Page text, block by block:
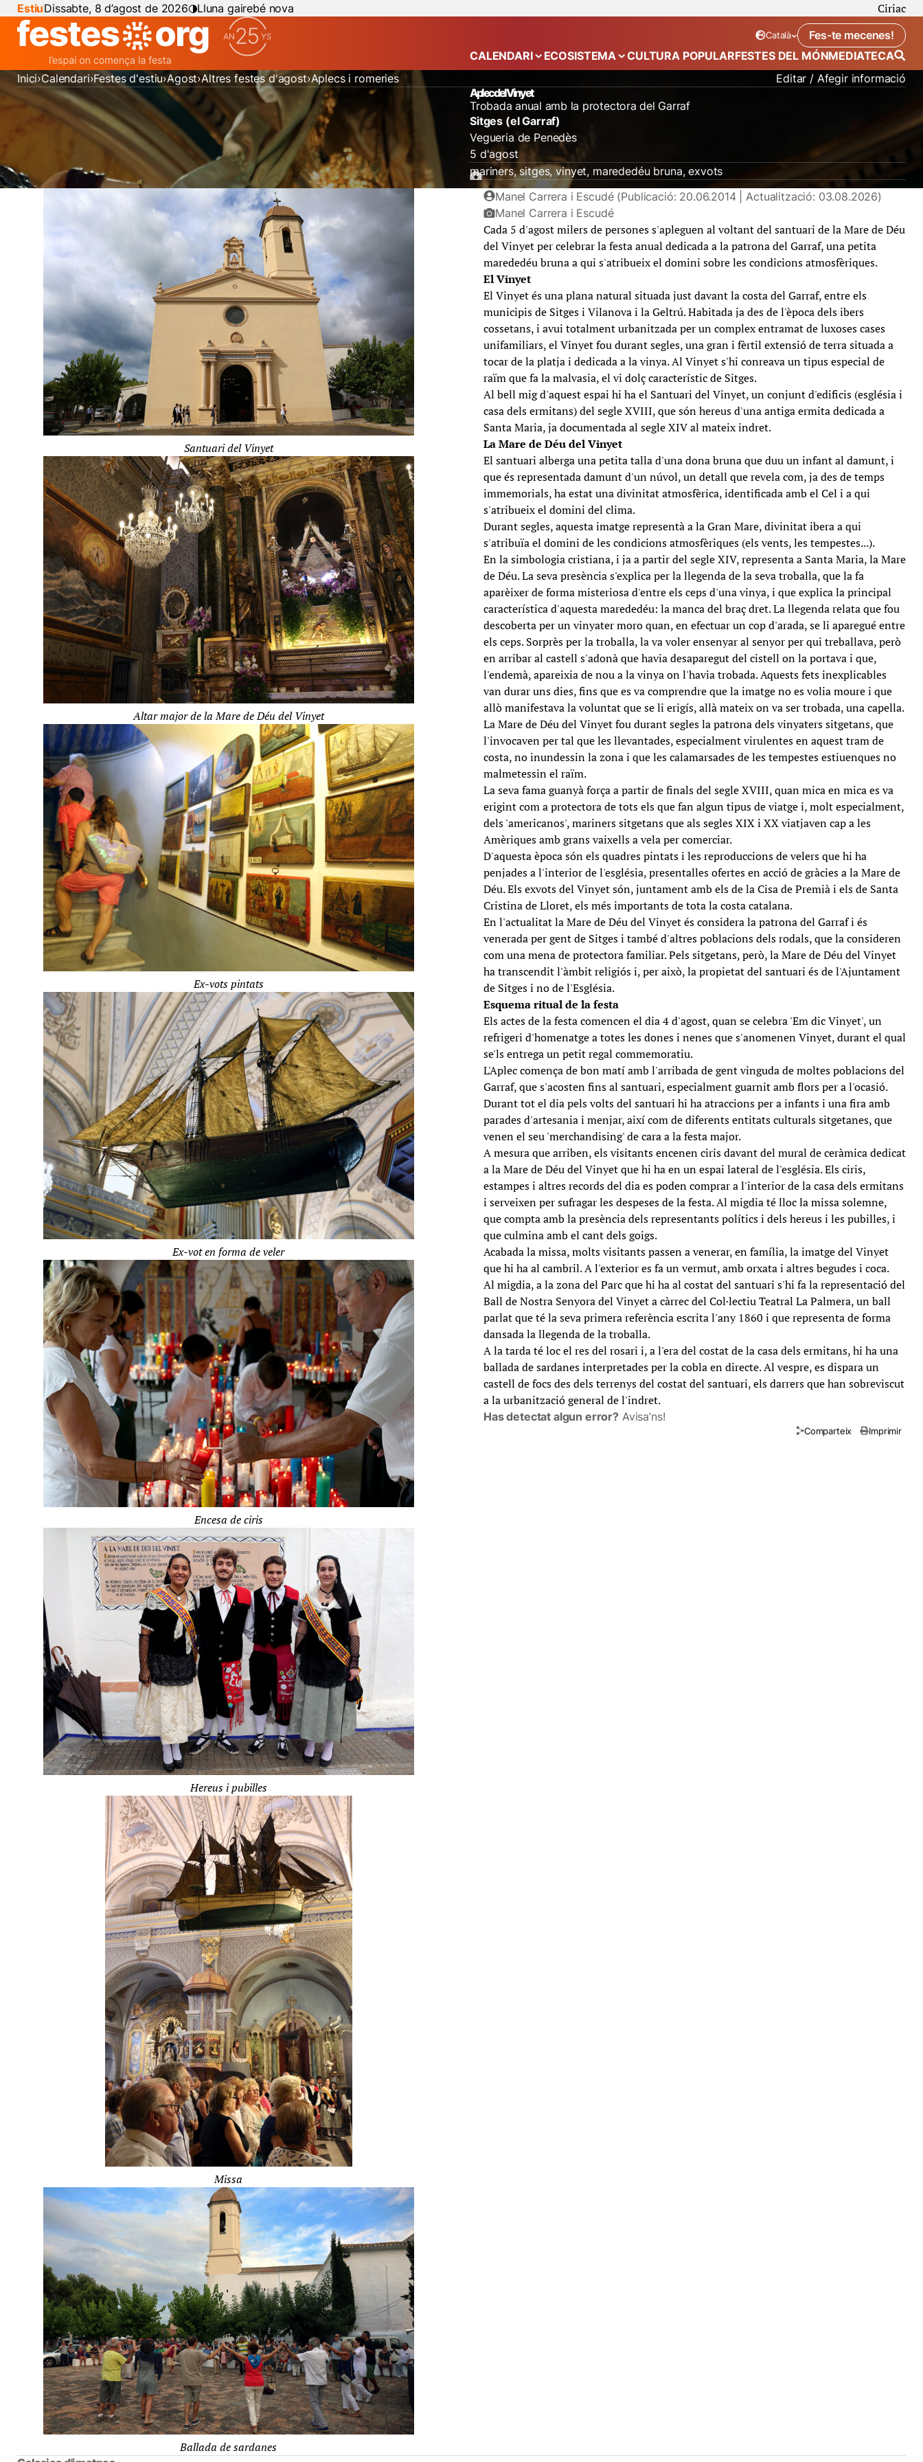
EstiuDissabte, 8 d’agost de 2026 Lluna gairebé nova Ciriac
Idioma seleccionat:
Català
. Canviar idiomaFes-te mecenes!
CALENDARI Mostra el submenú de “Calendari”
ECOSISTEMA Mostra el submenú de “Ecosistema”
CULTURA POPULARFESTES DEL MÓNMEDIATECA
Inici Calendari Festes d'estiu Agost Altres festes d'agost Aplecs i romeries
Editar / Afegir informació
Aplec del Vinyet
Trobada anual amb la protectora del Garraf
Sitges (el Garraf)
Vegueria de Penedès
5 d'agost
mariners sitges vinyet marededéu bruna exvots
Manel Carrera i Escudé (Publicació: 20.06.2014 | Actualització: 03.08.2026)
Manel Carrera i Escudé
Cada 5 d'agost milers de persones s'apleguen al voltant del santuari de la Mare de Déu
del Vinyet per celebrar la festa anual dedicada a la patrona del Garraf, una petita
marededéu bruna a qui s'atribueix el domini sobre les condicions atmosfèriques.
El Vinyet
El Vinyet és una plana natural situada just davant la costa del Garraf, entre els
municipis de Sitges i Vilanova i la Geltrú. Habitada ja des de l'època dels ibers
cossetans, i avui totalment urbanitzada per un complex entramat de luxoses cases
unifamiliars, el Vinyet fou durant segles, una gran i fèrtil extensió de terra situada a
tocar de la platja i dedicada a la vinya. Al Vinyet s'hi conreava un tipus especial de
raïm que fa la malvasia, el vi dolç característic de Sitges.
Al bell mig d'aquest espai hi ha el Santuari del Vinyet, un conjunt d'edificis (església i
casa dels ermitans) del segle XVIII, que són hereus d'una antiga ermita dedicada a
Santa Maria, ja documentada al segle XIV al mateix indret.
La Mare de Déu del Vinyet
El santuari alberga una petita talla d'una dona bruna que duu un infant al damunt, i
que és representada damunt d'un núvol, un detall que revela com, ja des de temps
immemorials, ha estat una divinitat atmosfèrica, identificada amb el Cel i a qui
s'atribueix el domini del clima.
Durant segles, aquesta imatge representà a la Gran Mare, divinitat ibera a qui
s'atribuïa el domini de les condicions atmosfèriques (els vents, les tempestes...).
En la simbologia cristiana, i ja a partir del segle XIV, representa a Santa Maria, la Mare
de Déu. La seva presència s'explica per la llegenda de la seva troballa, que la fa
aparèixer de forma misteriosa d'entre els ceps d'una vinya, i que explica la principal
característica d'aquesta marededéu: la manca del braç dret. La llegenda relata que fou
descoberta per un vinyater moro quan, en efectuar un cop d'arada, se li aparegué entre
els ceps. Sorprès per la troballa, la va voler ensenyar al senyor per qui treballava, però
en arribar al castell s'adonà que havia desaparegut del cistell on la portava i que,
l'endemà, apareixia de nou a la vinya on l'havia trobada. Aquests fets inexplicables
van durar uns dies, fins que es va comprendre que la imatge no es volia moure i que
allò manifestava la voluntat que se li erigís, allà mateix on va ser trobada, una capella.
La Mare de Déu del Vinyet fou durant segles la patrona dels vinyaters sitgetans, que
l'invocaven per tal que les llevantades, especialment virulentes en aquest tram de
costa, no inundessin la zona i que les calamarsades de les tempestes estiuenques no
malmetessin el raïm.
La seva fama guanyà força a partir de finals del segle XVIII, quan mica en mica es va
erigint com a protectora de tots els que fan algun tipus de viatge i, molt especialment,
dels 'americanos', mariners sitgetans que als segles XIX i XX viatjaven cap a les
Amèriques amb grans vaixells a vela per comerciar.
D'aquesta època són els quadres pintats i les reproduccions de velers que hi ha
penjades a l'interior de l'església, presentalles ofertes en acció de gràcies a la Mare de
Déu. Els exvots del Vinyet són, juntament amb els de la Cisa de Premià i els de Santa
Cristina de Lloret, els més importants de tota la costa catalana.
En l'actualitat la Mare de Déu del Vinyet és considera la patrona del Garraf i és
venerada per gent de Sitges i també d'altres poblacions dels rodals, que la consideren
com una mena de protectora familiar. Pels sitgetans, però, la Mare de Déu del Vinyet
ha transcendit l'àmbit religiós i, per això, la propietat del santuari és de l'Ajuntament
de Sitges i no de l'Església.
Esquema ritual de la festa
Els actes de la festa comencen el dia 4 d'agost, quan se celebra 'Em dic Vinyet', un
refrigeri d'homenatge a totes les dones i nenes que s'anomenen Vinyet, durant el qual
se'ls entrega un petit regal commemoratiu.
L'Aplec comença de bon matí amb l'arribada de gent vinguda de moltes poblacions del
Garraf, que s'acosten fins al santuari, especialment guarnit amb flors per a l'ocasió.
Durant tot el dia pels volts del santuari hi ha atraccions per a infants i una fira amb
parades d'artesania i menjar, així com de diferents entitats culturals sitgetanes, que
venen el seu 'merchandising' de cara a la festa major.
A mesura que arriben, els visitants encenen ciris davant del mural de ceràmica dedicat
a la Mare de Déu del Vinyet que hi ha en un espai lateral de l'església. Els ciris,
estampes i altres records del dia es poden comprar a l'interior de la casa dels ermitans
i serveixen per sufragar les despeses de la festa. Al migdia té lloc la missa solemne,
que compta amb la presència dels representants polítics i dels hereus i les pubilles, i
que culmina amb el cant dels goigs.
Acabada la missa, molts visitants passen a venerar, en família, la imatge del Vinyet
que hi ha al cambril. A l'exterior es fa un vermut, amb orxata i altres begudes i coca.
Al migdia, a la zona del Parc que hi ha al costat del santuari s'hi fa la representació del
Ball de Nostra Senyora del Vinyet a càrrec del Col·lectiu Teatral La Palmera, un ball
parlat que té la seva primera referència escrita l'any 1860 i que representa de forma
dansada la llegenda de la troballa.
A la tarda té loc el res del rosari i, a l'era del costat de la casa dels ermitans, hi ha una
ballada de sardanes interpretades per la cobla en directe. Al vespre, es dispara un
castell de focs des dels terrenys del costat del santuari, els darrers que han sobreviscut
a la urbanització general de l'indret.
Has detectat algun error? Avisa’ns!
Comparteix Imprimir
Santuari del Vinyet
Altar major de la Mare de Déu del Vinyet
Ex-vots pintats
Ex-vot en forma de veler
Encesa de ciris
Hereus i pubilles
Missa
Ballada de sardanes